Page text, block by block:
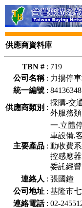
供應商資料庫
TBN # : 719
公司名稱: 力揚停
統一編號 : 84136348
供應商類別 :
採購-交
外服務類
主要產品 :
一.立體
車設備,
動收費
控感應
委託經
連絡人 : 張國鐘
公司地址 : 基隆市
連絡電話: 02-